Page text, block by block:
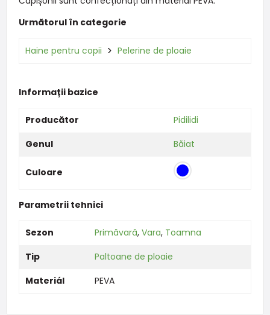
Următorul în categorie
Haine pentru copii Pelerine de ploaie
Informații bazice
Producător
Pidilidi
Genul
Băiat
Culoare
Parametrii tehnici
Sezon Primăvară, Vara, Toamna
Tip
Paltoane de ploaie
Materiál
PEVA